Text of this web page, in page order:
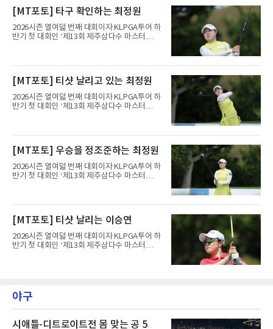
홀에서 경기하고 있다.
[MT포토] 타구 확인하는 최정원
2026시즌 열여덟 번째 대회이자 KLPGA투어 하
반기 첫 대회인 ‘제13회 제주삼다수 마스터
트(파72/6,767야드)에서 열리고 있다.6일 현재
홀에서 경기하고 있다.
[MT포토] 티샷 날리고 있는 최정원
2026시즌 열여덟 번째 대회이자 KLPGA투어 하
반기 첫 대회인 ‘제13회 제주삼다수 마스터
트(파72/6,767야드)에서 열리고 있다.6일 현재
홀에서 경기하고 있다.
[MT포토] 우승을 정조준하는 최정원
2026시즌 열여덟 번째 대회이자 KLPGA투어 하
반기 첫 대회인 ‘제13회 제주삼다수 마스터
트(파72/6,767야드)에서 열리고 있다.6일 현재
홀에서 경기하고 있다.
[MT포토] 티샷 날리는 이승연
2026시즌 열여덟 번째 대회이자 KLPGA투어 하
반기 첫 대회인 ‘제13회 제주삼다수 마스터
홀에서 경기하고 있다.
야구
시애틀-디트로이트전 몸 맞는 공 5